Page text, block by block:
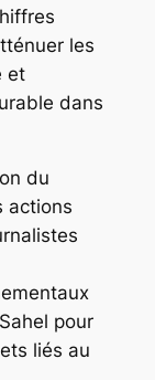
les
et
dans
du
actions
pour
liés au